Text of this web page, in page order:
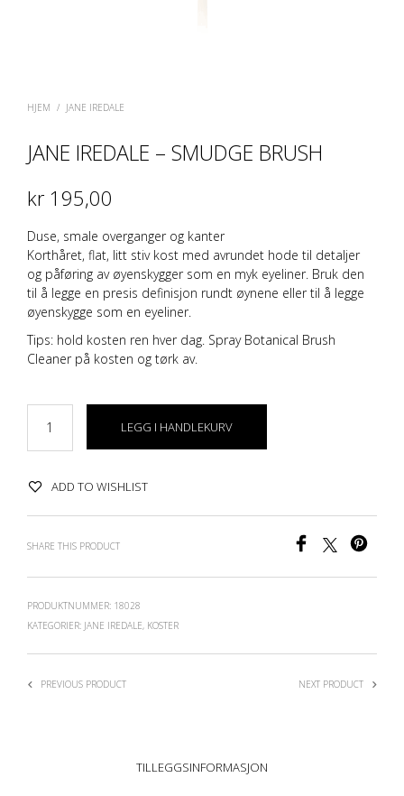
HJEM / JANE IREDALE
JANE IREDALE – SMUDGE BRUSH
kr 195,00
Duse, smale overganger og kanter
Korthåret, flat, litt stiv kost med avrundet hode til detaljer
og påføring av øyenskygger som en myk eyeliner. Bruk den
til å legge en presis definisjon rundt øynene eller til å legge
øyenskygge som en eyeliner.
Tips: hold kosten ren hver dag. Spray Botanical Brush
Cleanerpå kosten og tørk av.
LEGG I HANDLEKURV
ADD TO WISHLIST
SHARE THIS PRODUCT
PRODUKTNUMMER: 18028
KATEGORIER: JANE IREDALE, KOSTER
PREVIOUS PRODUCT NEXT PRODUCT
TILLEGGSINFORMASJON